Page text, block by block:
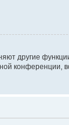
другие
конференции,